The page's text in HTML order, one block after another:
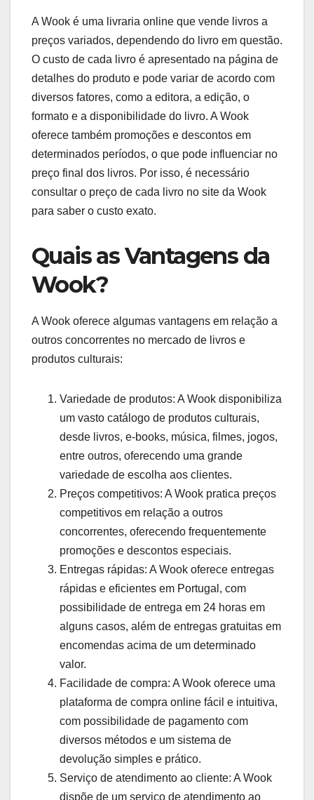
A Wook é uma livraria online que vende livros a
preços variados, dependendo do livro em questão.
O custo de cada livro é apresentado na página de
detalhes do produto e pode variar de acordo com
diversos fatores, como a editora, a edição, o
formato e a disponibilidade do livro. A Wook
oferece também promoções e descontos em
determinados períodos, o que pode influenciar no
preço final dos livros. Por isso, é necessário
consultar o preço de cada livro no site da Wook
para saber o custo exato.
Quais as Vantagens da
Wook?
A Wook oferece algumas vantagens em relação a
outros concorrentes no mercado de livros e
produtos culturais:
Variedade de produtos: A Wook disponibiliza
um vasto catálogo de produtos culturais,
desde livros, e-books, música, filmes, jogos,
entre outros, oferecendo uma grande
variedade de escolha aos clientes.
Preços competitivos: A Wook pratica preços
competitivos em relação a outros
concorrentes, oferecendo frequentemente
promoções e descontos especiais.
Entregas rápidas: A Wook oferece entregas
rápidas e eficientes em Portugal, com
possibilidade de entrega em 24 horas em
alguns casos, além de entregas gratuitas em
encomendas acima de um determinado
valor.
Facilidade de compra: A Wook oferece uma
plataforma de compra online fácil e intuitiva,
com possibilidade de pagamento com
diversos métodos e um sistema de
devolução simples e prático.
Serviço de atendimento ao cliente: A Wook
dispõe de um serviço de atendimento ao